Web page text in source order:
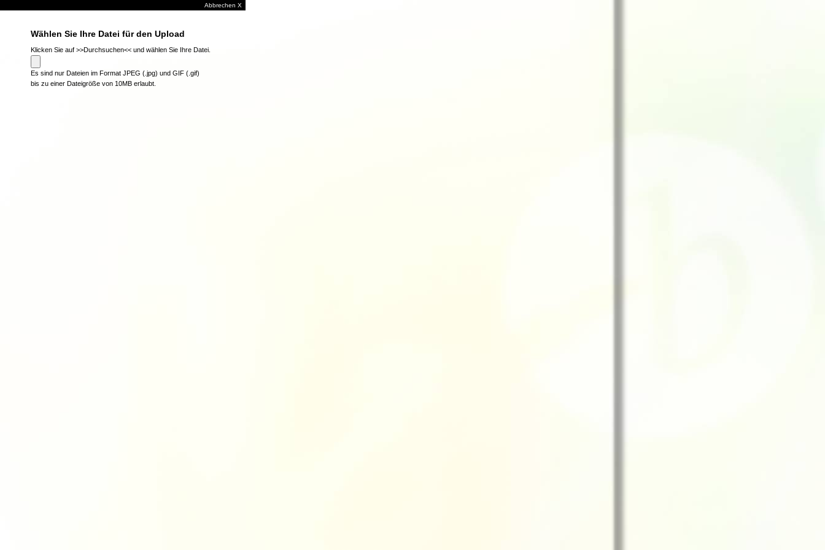
Abbrechen X
Wählen Sie Ihre Datei für den Upload
Klicken Sie auf >>Durchsuchen<< und wählen Sie Ihre Datei.
Es sind nur Dateien im Format JPEG (.jpg) und GIF (.gif)
bis zu einer Dateigröße von 10MB erlaubt.